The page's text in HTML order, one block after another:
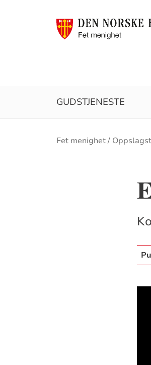
GUDSTJENESTE
Fet menighet